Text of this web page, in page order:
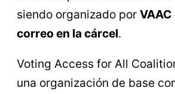
siendo organizado por VAAC
correo en la cárcel.
Voting Access for All
una organización de base